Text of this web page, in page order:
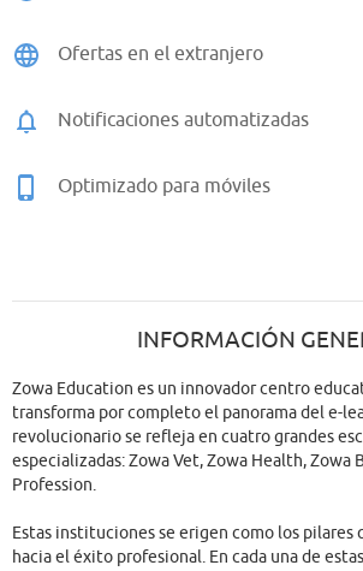
Ofertas en el extranjero
Notificaciones automatizadas
Optimizado para móviles
INFORMACIÓN
Zowa Education es un innovador centro
transforma por completo el panorama del e-
revolucionario se refleja en cuatro grandes
especializadas: Zowa Vet, Zowa Health, Zowa
Profession.
Estas instituciones se erigen como los pilares
hacia el éxito profesional. En cada una de